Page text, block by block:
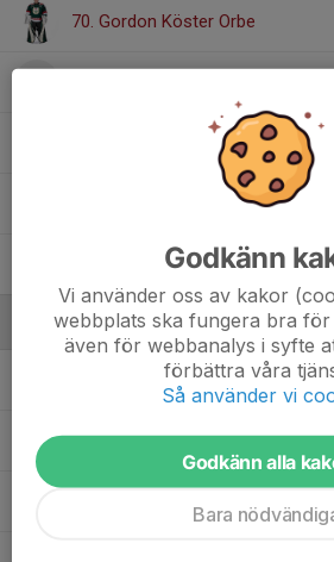
70. Gordon Köster Orbe
91. Leon Johansen, A-lag
Ledare
Jonatan BjörkblomMaterialare
Patrik BromarHuvudtränare
Godkänn
Vi använder oss av kakor
webbplats ska fungera bra för
även för webbanalys i syfte
förbättra våra
Så använder vi
Godkänn alla
Bara